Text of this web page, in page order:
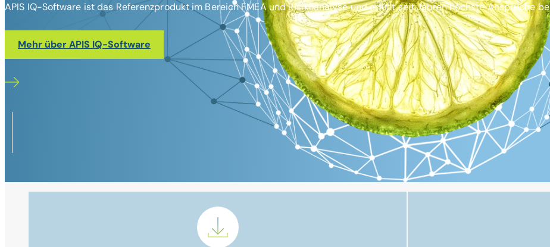
APIS IQ-Software ist das Referenzprodukt im Bereich FMEA und Risikoanalyse und erfüllt seit Jahren höchste Ansprüche
Mehr über APIS IQ-Software